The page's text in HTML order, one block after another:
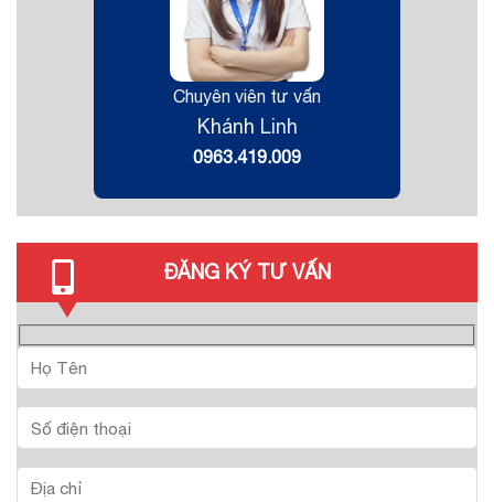
Chuyên viên tư vấn
Khánh Linh
0963.419.009
ĐĂNG KÝ TƯ VẤN